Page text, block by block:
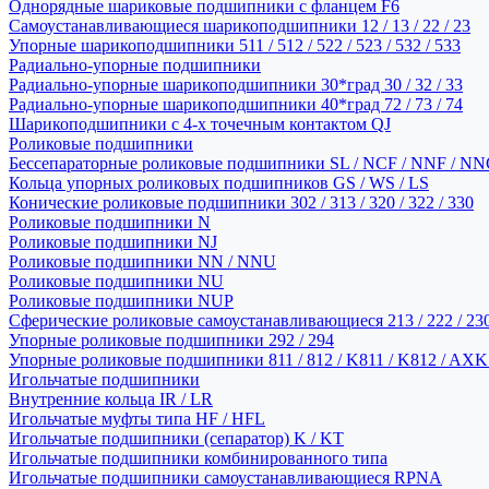
Однорядные шариковые подшипники с фланцем F6
Самоустанавливающиеся шарикоподшипники 12 / 13 / 22 / 23
Упорные шарикоподшипники 511 / 512 / 522 / 523 / 532 / 533
Радиально-упорные подшипники
Радиально-упорные шарикоподшипники 30*град 30 / 32 / 33
Радиально-упорные шарикоподшипники 40*град 72 / 73 / 74
Шарикоподшипники с 4-х точечным контактом QJ
Роликовые подшипники
Бессепараторные роликовые подшипники SL / NCF / NNF /
Кольца упорных роликовых подшипников GS / WS / LS
Конические роликовые подшипники 302 / 313 / 320 / 322 / 330
Роликовые подшипники N
Роликовые подшипники NJ
Роликовые подшипники NN / NNU
Роликовые подшипники NU
Роликовые подшипники NUP
Сферические роликовые самоустанавливающиеся 213 / 222 /
Упорные роликовые подшипники 292 / 294
Упорные роликовые подшипники 811 / 812 / K811 / K812 /
Игольчатые подшипники
Внутренние кольца IR / LR
Игольчатые муфты типа HF / HFL
Игольчатые подшипники (сепаратор) K / KT
Игольчатые подшипники комбинированного типа
Игольчатые подшипники самоустанавливающиеся RPNA